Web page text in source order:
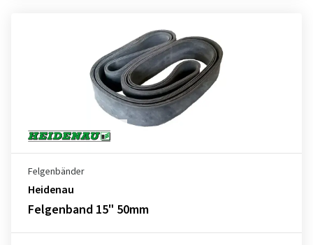
Felgenbänder
Heidenau
Felgenband 15" 50mm